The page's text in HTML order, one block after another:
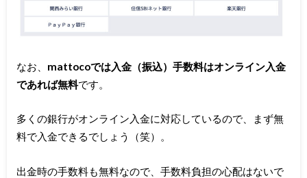
なお、 mattocoでは入金（振込）手数料はオンライン入金
であれば無料です。
多くの銀行がオンライン入金に対応しているので、まず無
料で入金できるでしょう（笑）。
出金時の手数料も無料なので、手数料負担の心配はないで